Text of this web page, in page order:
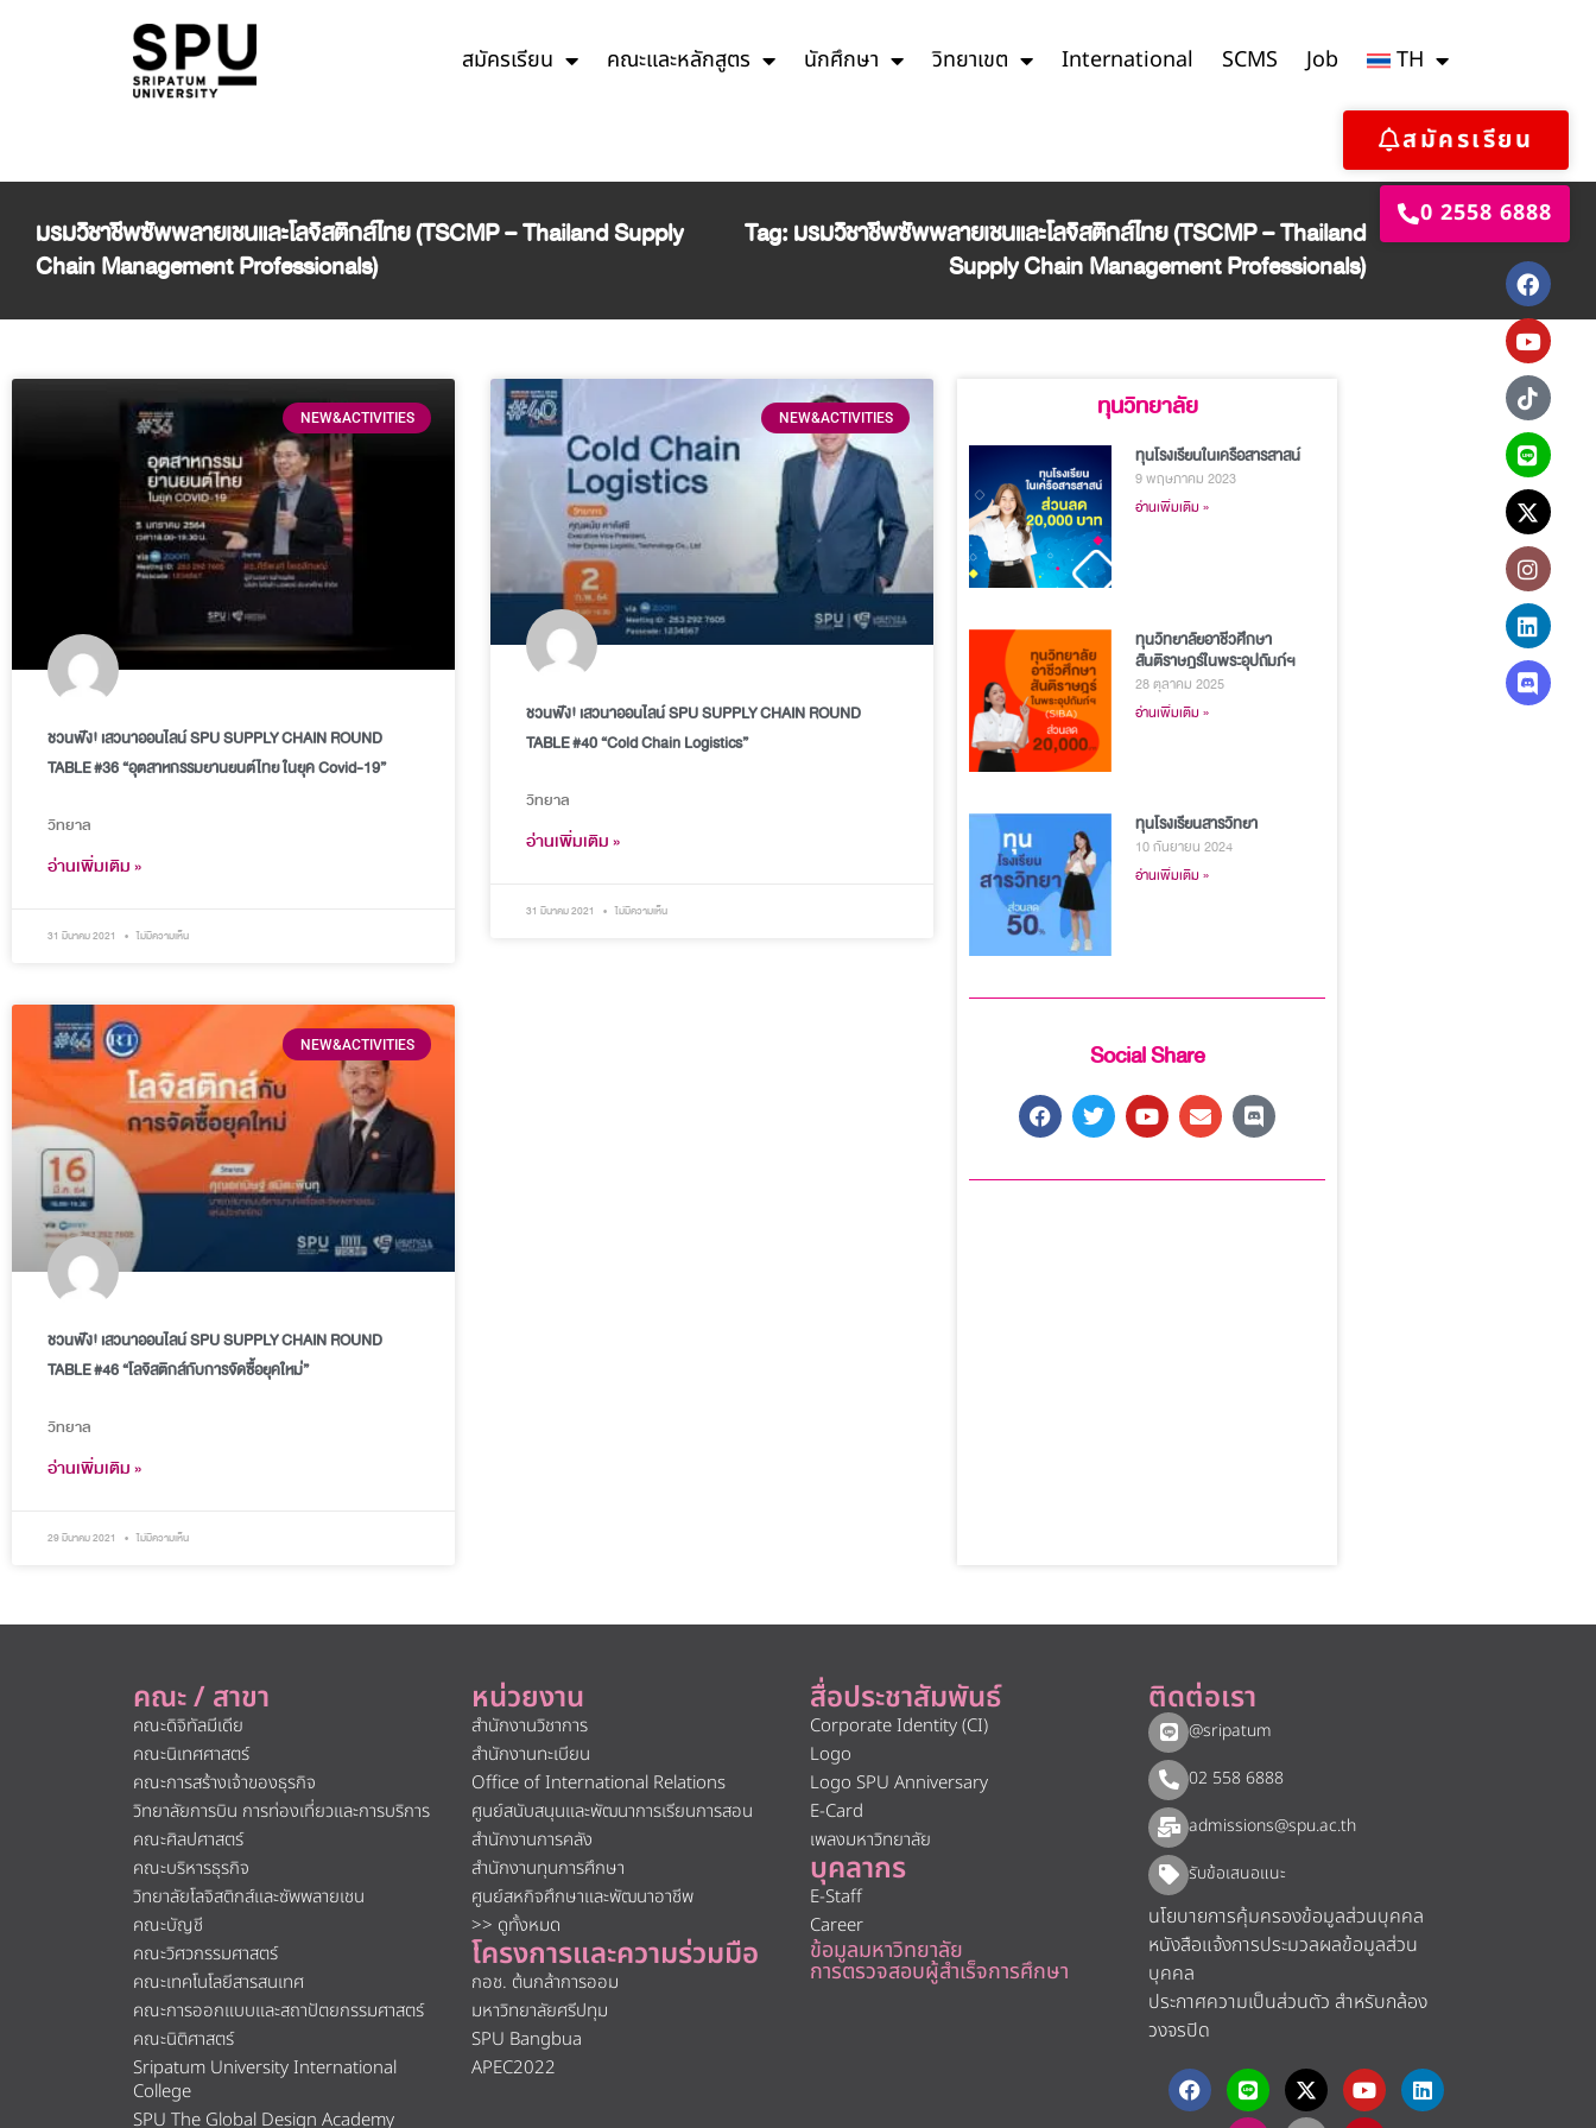
สมัครเรียน คณะและหลักสูตร นักศึกษา วิทยาเขต International SCMS Job TH
สมัครเรียน
0 2558 6888
มรมวิชาชีพซัพพลายเชนและโลจิสติกส์ไทย (TSCMP – Thailand Supply
Chain Management Professionals)
Tag: มรมวิชาชีพซัพพลายเชนและโลจิสติกส์ไทย (TSCMP – Thailand
Supply Chain Management Professionals)
NEW&ACTIVITIES
ชวนฟัง! เสวนาออนไลน์ SPU SUPPLY CHAIN ROUND
TABLE #36 “อุตสาหกรรมยานยนต์ไทย ในยุค Covid-19”
วิทยาล
อ่านเพิ่มเติม »
31 มีนาคม 2021 ไม่มีความเห็น
NEW&ACTIVITIES
ชวนฟัง! เสวนาออนไลน์ SPU SUPPLY CHAIN ROUND
TABLE #40 “Cold Chain Logistics”
วิทยาล
อ่านเพิ่มเติม »
31 มีนาคม 2021 ไม่มีความเห็น
NEW&ACTIVITIES
ชวนฟัง! เสวนาออนไลน์ SPU SUPPLY CHAIN ROUND
TABLE #46 “โลจิสติกส์กับการจัดซื้อยุคใหม่”
วิทยาล
อ่านเพิ่มเติม »
29 มีนาคม 2021 ไม่มีความเห็น
ทุนวิทยาลัย
ทุนโรงเรียนในเครือสารสาสน์
9 พฤษภาคม 2023
อ่านเพิ่มเติม »
ทุนวิทยาลัยอาชีวศึกษา
สันติราษฎร์ในพระอุปถัมภ์ฯ
28 ตุลาคม 2025
อ่านเพิ่มเติม »
ทุนโรงเรียนสารวิทยา
10 กันยายน 2024
อ่านเพิ่มเติม »
Social Share
คณะ / สาขา
คณะดิจิทัลมีเดีย
คณะนิเทศศาสตร์
คณะการสร้างเจ้าของธุรกิจ
วิทยาลัยการบิน การท่องเที่ยวและการบริการ
คณะศิลปศาสตร์
คณะบริหารธุรกิจ
วิทยาลัยโลจิสติกส์และซัพพลายเชน
คณะบัญชี
คณะวิศวกรรมศาสตร์
คณะเทคโนโลยีสารสนเทศ
คณะการออกแบบและสถาปัตยกรรมศาสตร์
คณะนิติศาสตร์
Sripatum University International
College
SPU The Global Design Academy
หน่วยงาน
สำนักงานวิชาการ
สำนักงานทะเบียน
Office of International Relations
ศูนย์สนับสนุนและพัฒนาการเรียนการสอน
สำนักงานการคลัง
สำนักงานทุนการศึกษา
ศูนย์สหกิจศึกษาและพัฒนาอาชีพ
>> ดูทั้งหมด
โครงการและความร่วมมือ
กอช. ต้นกล้าการออม
มหาวิทยาลัยศรีปทุม
SPU Bangbua
APEC2022
สื่อประชาสัมพันธ์
Corporate Identity (CI)
Logo
Logo SPU Anniversary
E-Card
เพลงมหาวิทยาลัย
บุคลากร
E-Staff
Career
ข้อมูลมหาวิทยาลัย
การตรวจสอบผู้สำเร็จการศึกษา
ติดต่อเรา
@sripatum
02 558 6888
admissions@spu.ac.th
รับข้อเสนอแนะ​
นโยบายการคุ้มครองข้อมูลส่วนบุคคล
หนังสือแจ้งการประมวลผลข้อมูลส่วน
บุคคล
ประกาศความเป็นส่วนตัว สำหรับกล้อง
วงจรปิด